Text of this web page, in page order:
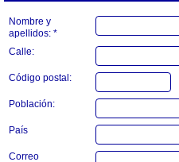
Nombre y
apellidos: *
Calle:
Código postal:
Población:
País
Correo